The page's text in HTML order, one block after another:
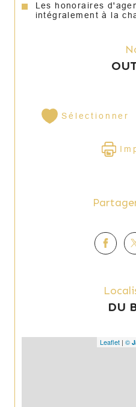
Les honoraires
intégralement à la
Sélectionner
DU
Leaflet | ©